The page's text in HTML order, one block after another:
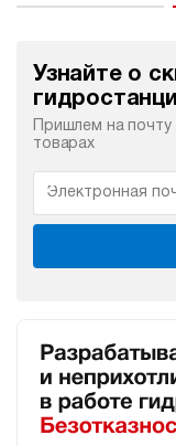
Узнайте о
Пришлем на
товарах